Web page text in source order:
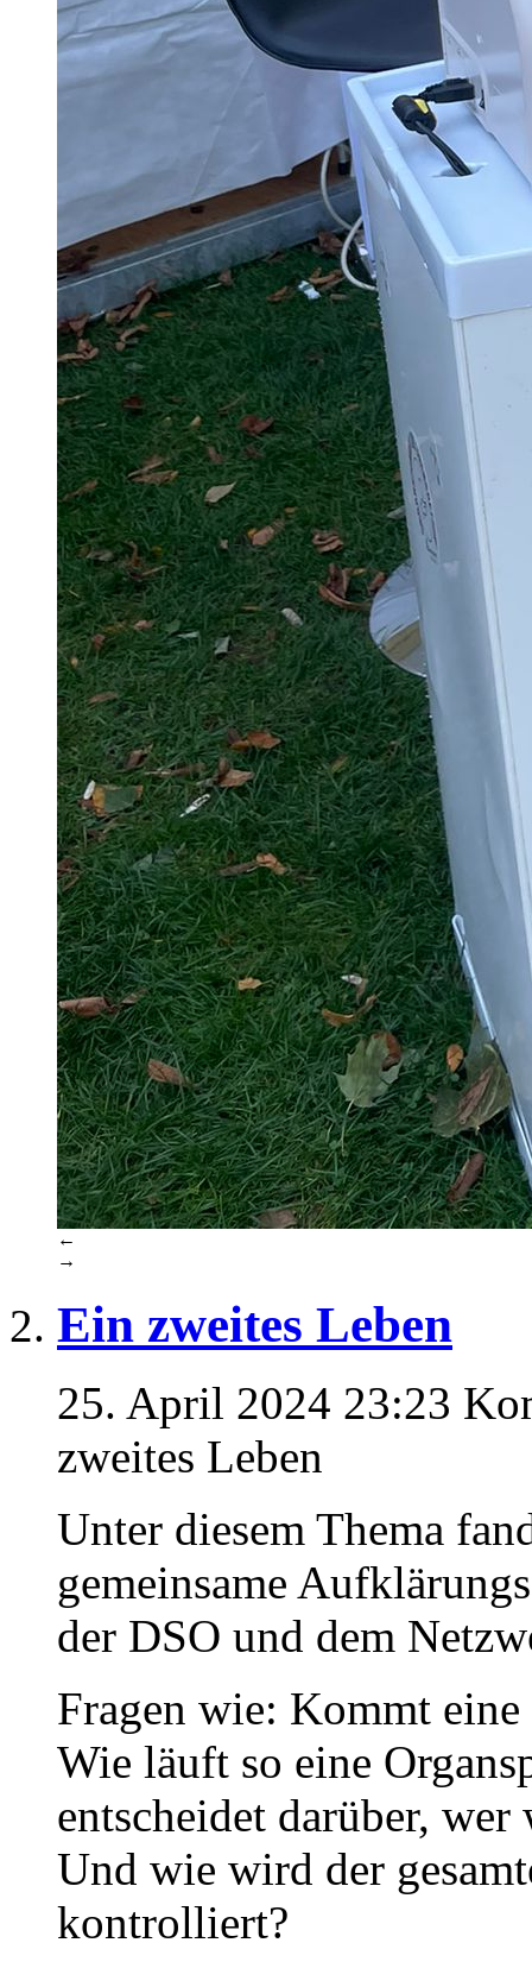
←
→
Ein zweites Leben
25. April 2024 23:23
zweites Leben
Unter diesem Thema
gemeinsame
der DSO und dem
Fragen wie: Kommt
Wie läuft so eine
entscheidet darüber, wer
Und wie wird der
kontrolliert?